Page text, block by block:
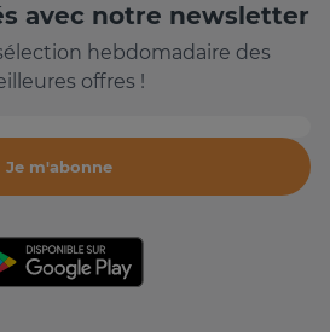
avec notre newsletter
hebdomadaire des
offres !
Je m'abonne